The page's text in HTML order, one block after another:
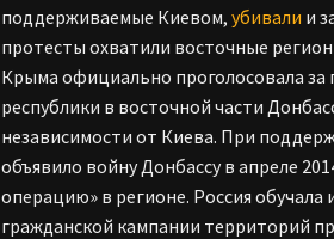
поддерживаемые Киевом,убивали и
протесты охватили восточные
Крыма официально проголосовала за
республики в восточной части
независимости от Киева. При
объявило войну Донбассу в апреле
операцию» в регионе. Россия
гражданской кампании территорий